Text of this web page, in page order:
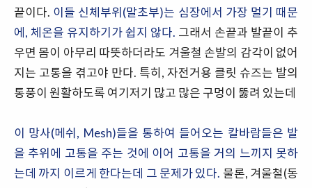
끝이다. 이들 신체부위(말초부)는 심장에서 가장 멀기 때문
에, 체온을 유지하기가 쉽지 않다. 그래서 손끝과 발끝이 추
우면 몸이 아무리 따뜻하더라도 겨울철 손발의 감각이 없어
지는 고통을 겪고야 만다. 특히, 자전거용 클릿 슈즈는 발의
통풍이 원활하도록 여기저기 많고 많은 구멍이 뚫려 있는데
이 망사(메쉬, Mesh)들을 통하여 들어오는 칼바람들은 발
을 추위에 고통을 주는 것에 이어 고통을 거의 느끼지 못하
는데 까지 이르게 한다는데 그 문제가 있다. 물론, 겨울철(동